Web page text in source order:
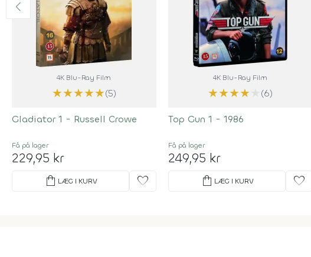
4K Blu-Ray Film
★★★★★(5)
Gladiator 1 - Russell Crowe
Få på lager
229,95 kr
shopping_bag LÆG I KURV favorite
4K Blu-Ray Film
★★★★ (6)
Top Gun 1 - 1986
Få på lager
249,95 kr
shopping_bag LÆG I KURV favorite